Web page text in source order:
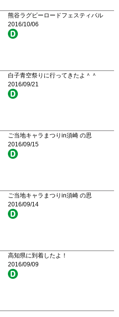
熊谷ラグビーロードフェスティバル
2016/10/06
白子青空祭りに行ってきたよ＾＾
2016/09/21
ご当地キャラまつりin須崎 の思
2016/09/15
ご当地キャラまつりin須崎 の思
2016/09/14
高知県に到着したよ！
2016/09/09